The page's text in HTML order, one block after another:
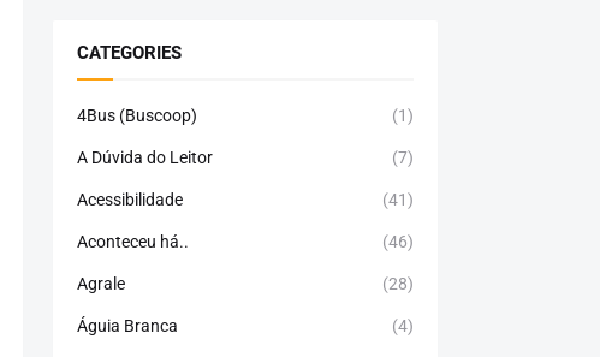
CATEGORIES
4Bus (Buscoop) (1)
A Dúvida do Leitor (7)
Acessibilidade (41)
Aconteceu há.. (46)
Agrale (28)
Águia Branca (4)